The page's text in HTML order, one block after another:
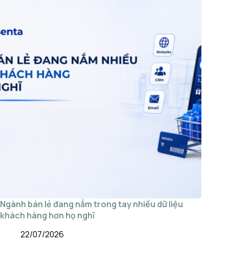
Ngành bán lẻ đang nắm trong tay nhiều dữ liệu
khách hàng hơn họ nghĩ
22/07/2026